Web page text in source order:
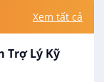
Xem tất cả
Trợ Lý Kỹ